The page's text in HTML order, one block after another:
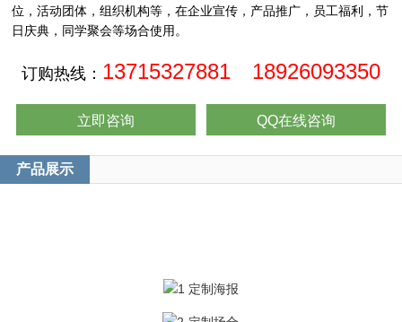
位，活动团体，组织机构等，在企业宣传，产品推广，员工福利，节
日庆典，同学聚会等场合使用。
订购热线： 13715327881 18926093350
立即咨询 QQ在线咨询
产品展示